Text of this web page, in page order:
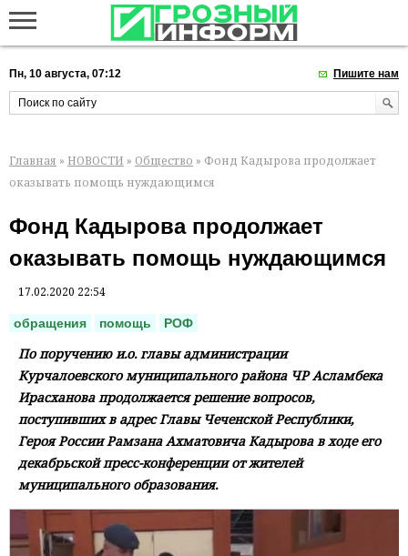
Пн, 10 августа, 07:12 Пишите нам
Главная » НОВОСТИ » Общество » Фонд Кадырова продолжает
оказывать помощь нуждающимся
Фонд Кадырова продолжает
оказывать помощь нуждающимся
17.02.2020 22:54
обращения помощь РОФ
По поручению и.о. главы администрации
Курчалоевского муниципального района ЧР Асламбека
Ирасханова продолжается решение вопросов,
поступивших в адрес Главы Чеченской Республики,
Героя России Рамзана Ахматовича Кадырова в ходе его
декабрьской пресс-конференции от жителей
муниципального образования.